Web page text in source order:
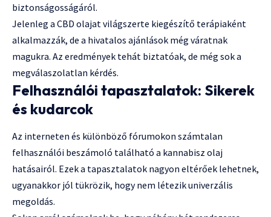
biztonságosságáról.
Jelenleg a CBD olajat világszerte kiegészítő terápiaként
alkalmazzák, de a hivatalos ajánlások még váratnak
magukra. Az eredmények tehát biztatóak, de még sok a
megválaszolatlan kérdés.
Felhasználói tapasztalatok: Sikerek
és kudarcok
Az interneten és különböző fórumokon számtalan
felhasználói beszámoló található a kannabisz olaj
hatásairól. Ezek a tapasztalatok nagyon eltérőek lehetnek,
ugyanakkor jól tükrözik, hogy nem létezik univerzális
megoldás.